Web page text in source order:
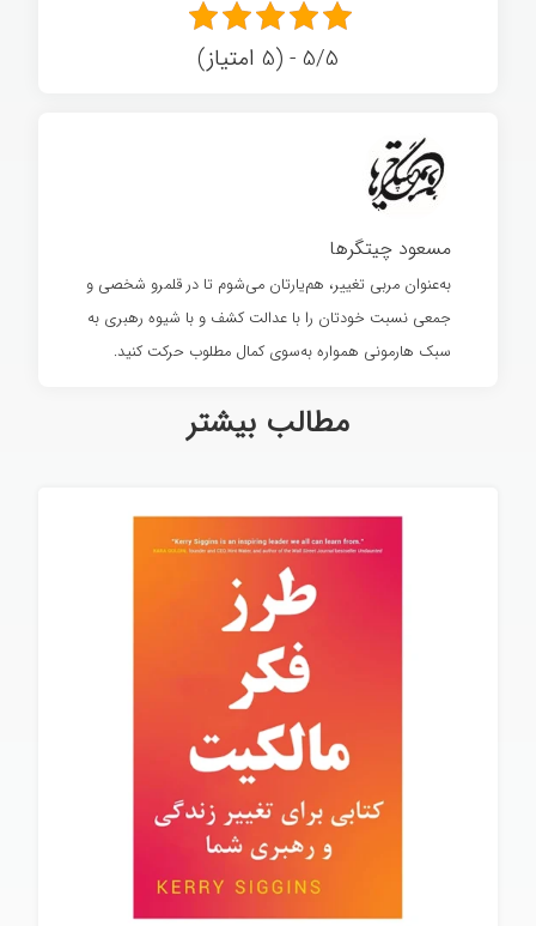
5/5 - (5 امتیاز)
مسعود چیتگرها
به‌عنوان مربی تغییر، هم‌یارتان می‌شوم تا در قلمرو شخصی و
جمعی نسبت خودتان را با عدالت کشف و با شیوه رهبری به
سبک هارمونی همواره به‌سوی کمال مطلوب حرکت کنید.
مطالب بیشتر